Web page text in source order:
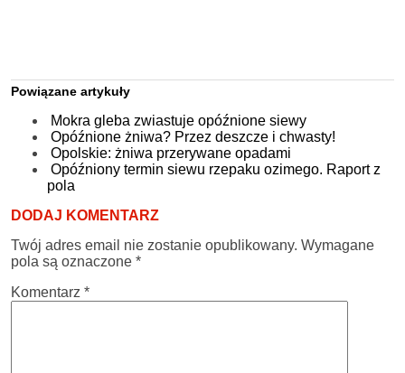
Powiązane artykuły
Mokra gleba zwiastuje opóźnione siewy
Opóźnione żniwa? Przez deszcze i chwasty!
Opolskie: żniwa przerywane opadami
Opóźniony termin siewu rzepaku ozimego. Raport z
pola
DODAJ KOMENTARZ
Twój adres email nie zostanie opublikowany. Wymagane
pola są oznaczone *
Komentarz *